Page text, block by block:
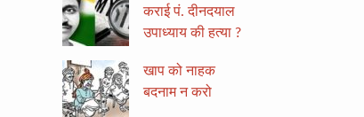
कराई पं. दीनदयाल
उपाध्याय की हत्या ?
खाप को नाहक
बदनाम न करो